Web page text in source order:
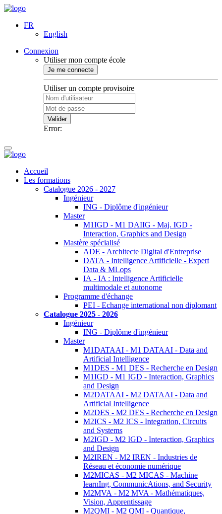
FR
English
Connexion
Utiliser mon compte école
Je me connecte
Utiliser un compte provisoire
Valider
Error:
Accueil
Les formations
Catalogue 2026 - 2027
Ingénieur
ING - Diplôme d'ingénieur
Master
M1IGD - M1 DAIIG - Maj. IGD -
Interaction, Graphics and Design
Mastère spécialisé
ADE - Architecte Digital d'Entreprise
DATA - Intelligence Artificielle - Expert
Data & MLops
IA - IA : Intelligence Artificielle
multimodale et autonome
Programme d'échange
PEI - Echange international non diplomant
Catalogue 2025 - 2026
Ingénieur
ING - Diplôme d'ingénieur
Master
M1DATAAI - M1 DATAAI - Data and
Artificial Intelligence
M1DES - M1 DES - Recherche en Design
M1IGD - M1 IGD - Interaction, Graphics
and Design
M2DATAAI - M2 DATAAI - Data and
Artificial Intelligence
M2DES - M2 DES - Recherche en Design
M2ICS - M2 ICS - Integration, Circuits
and Systems
M2IGD - M2 IGD - Interaction, Graphics
and Design
M2IREN - M2 IREN - Industries de
Réseau et économie numérique
M2MICAS - M2 MICAS - Machine
learnIng, CommunicAtions, and Security
M2MVA - M2 MVA - Mathématiques,
Vision, Apprentissage
M2QMI - M2 QMI - Quantique,